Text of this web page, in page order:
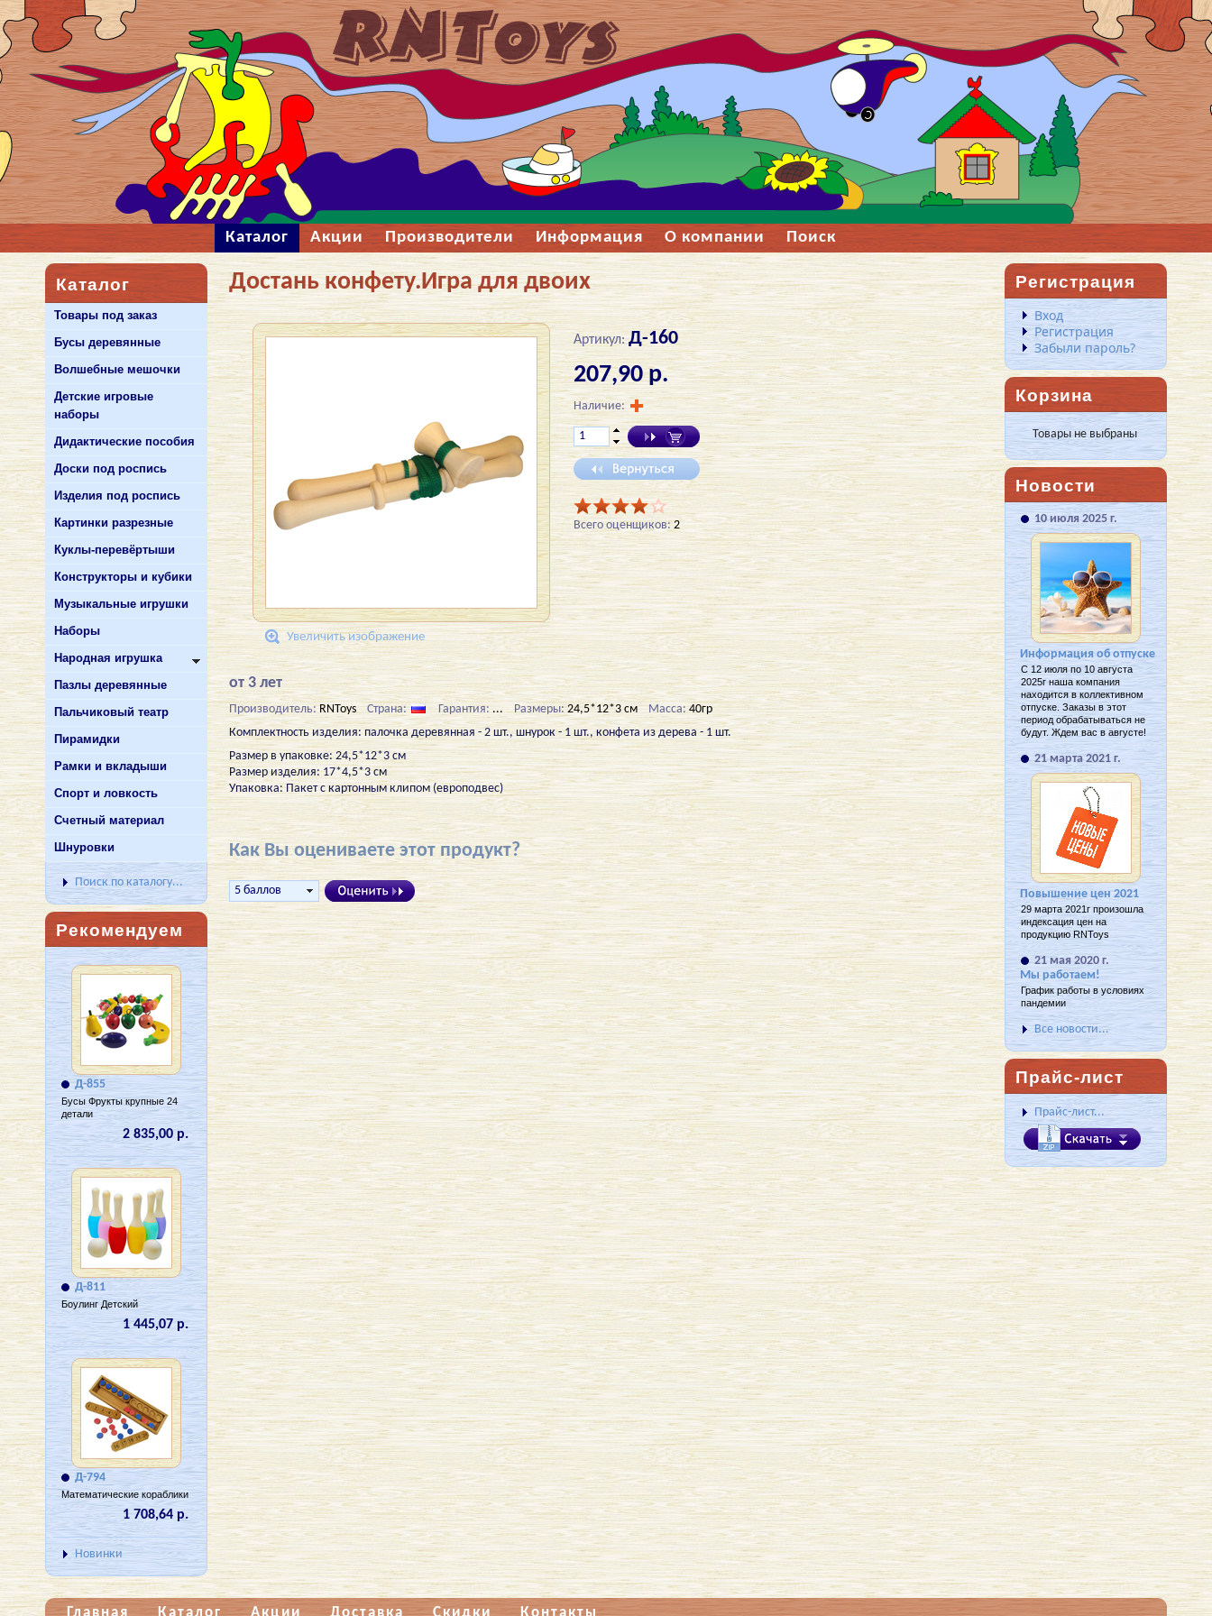
Каталог Акции Производители Информация О компании Поиск
Каталог
Товары под заказ
Бусы деревянные
Волшебные мешочки
Детские игровые
наборы
Дидактические пособия
Доски под роспись
Изделия под роспись
Картинки разрезные
Куклы-перевёртыши
Конструкторы и кубики
Музыкальные игрушки
Наборы
Народная игрушка
Пазлы деревянные
Пальчиковый театр
Пирамидки
Рамки и вкладыши
Спорт и ловкость
Счетный материал
Шнуровки
Поиск по каталогу...
Рекомендуем
Д-855
Бусы Фрукты крупные 24
детали
2 835,00 р.
Д-811
Боулинг Детский
1 445,07 р.
Д-794
Математические кораблики
1 708,64 р.
Новинки
Достань конфету.Игра для двоих
Увеличить изображение
Артикул:Д-160
207,90 р.
Наличие:
Всего оценщиков:2
от 3 лет
Производитель:RNToys Страна: Гарантия: ... Размеры: 24,5*12*3 см Масса: 40гр
Комплектность изделия: палочка деревянная - 2 шт., шнурок - 1 шт., конфета из дерева - 1 шт.
Размер в упаковке: 24,5*12*3 см
Размер изделия: 17*4,5*3 см
Упаковка: Пакет с картонным клипом (европодвес)
Как Вы оцениваете этот продукт?
Регистрация
Вход
Регистрация
Забыли пароль?
Корзина
Товары не выбраны
Новости
10 июля 2025 г.
Информация об отпуске
С 12 июля по 10 августа
2025г наша компания
находится в коллективном
отпуске. Заказы в этот
период обрабатываться не
будут. Ждем вас в августе!
21 марта 2021 г.
Повышение цен 2021
29 марта 2021г произошла
индексация цен на
продукцию RNToys
21 мая 2020 г.
Мы работаем!
График работы в условиях
пандемии
Все новости...
Прайс-лист
Прайс-лист...
Главная Каталог Акции Доставка Скидки Контакты